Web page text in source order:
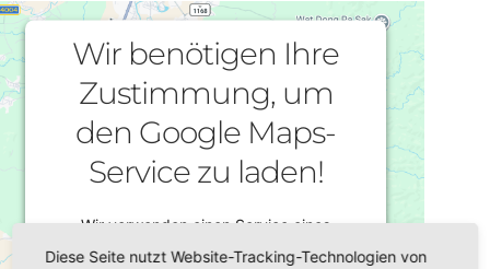
Wir benötigen Ihre
Zustimmung, um
den Google Maps-
Service zu laden!
Wir verwenden einen Service eines
Drittanbieters, um Karteninhalte
Diese Seite nutzt Website-Tracking-Technologien von